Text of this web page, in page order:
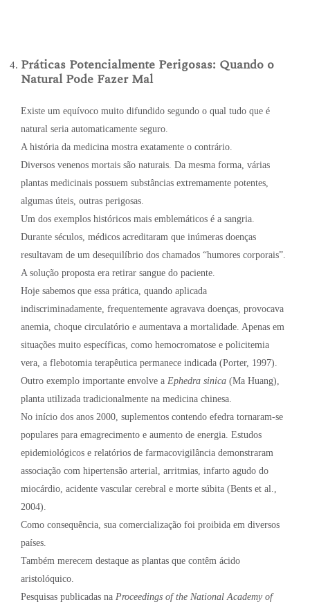
Práticas Potencialmente Perigosas: Quando o
Natural Pode Fazer Mal
Existe um equívoco muito difundido segundo o qual tudo que é
natural seria automaticamente seguro.
A história da medicina mostra exatamente o contrário.
Diversos venenos mortais são naturais. Da mesma forma, várias
plantas medicinais possuem substâncias extremamente potentes,
algumas úteis, outras perigosas.
Um dos exemplos históricos mais emblemáticos é a sangria.
Durante séculos, médicos acreditaram que inúmeras doenças
resultavam de um desequilíbrio dos chamados “humores corporais”.
A solução proposta era retirar sangue do paciente.
Hoje sabemos que essa prática, quando aplicada
indiscriminadamente, frequentemente agravava doenças, provocava
anemia, choque circulatório e aumentava a mortalidade. Apenas em
situações muito específicas, como hemocromatose e policitemia
vera, a flebotomia terapêutica permanece indicada (Porter, 1997).
Outro exemplo importante envolve a Ephedra sinica (Ma Huang),
planta utilizada tradicionalmente na medicina chinesa.
No início dos anos 2000, suplementos contendo efedra tornaram-se
populares para emagrecimento e aumento de energia. Estudos
epidemiológicos e relatórios de farmacovigilância demonstraram
associação com hipertensão arterial, arritmias, infarto agudo do
miocárdio, acidente vascular cerebral e morte súbita (Bents et al.,
2004).
Como consequência, sua comercialização foi proibida em diversos
países.
Também merecem destaque as plantas que contêm ácido
aristolóquico.
Pesquisas publicadas na Proceedings of the National Academy of